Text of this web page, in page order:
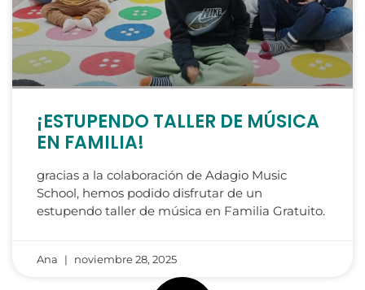
¡ESTUPENDO TALLER DE MÚSICA
EN FAMILIA!
gracias a la colaboración de Adagio Music
School, hemos podido disfrutar de un
estupendo taller de música en Familia Gratuito.
Ana noviembre 28, 2025